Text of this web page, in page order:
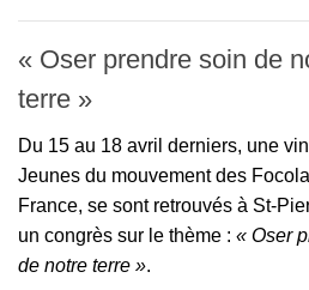
« Oser prendre soin de
terre »
Du 15 au 18 avril derniers, une
Jeunes du mouvement des
France, se sont retrouvés à St-
un congrès sur le thème : « Oser
de notre terre ».